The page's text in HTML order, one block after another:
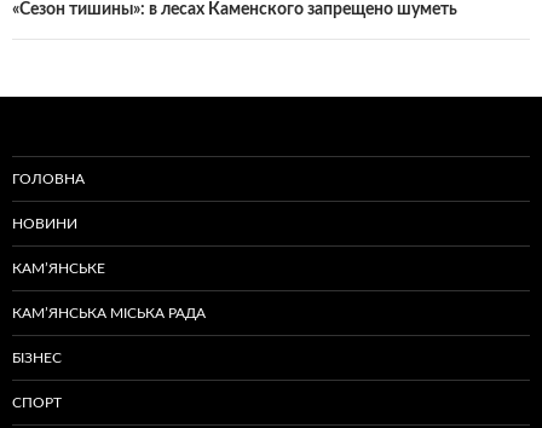
«Сезон тишины»: в лесах Каменского запрещено шуметь
ГОЛОВНА
НОВИНИ
КАМ’ЯНСЬКЕ
КАМ’ЯНСЬКА МІСЬКА РАДА
БІЗНЕС
СПОРТ